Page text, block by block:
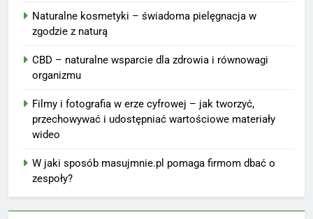
Naturalne kosmetyki – świadoma pielęgnacja w
zgodzie z naturą
CBD – naturalne wsparcie dla zdrowia i równowagi
organizmu
Filmy i fotografia w erze cyfrowej – jak tworzyć,
przechowywać i udostępniać wartościowe materiały
wideo
W jaki sposób masujmnie.pl pomaga firmom dbać o
zespoły?